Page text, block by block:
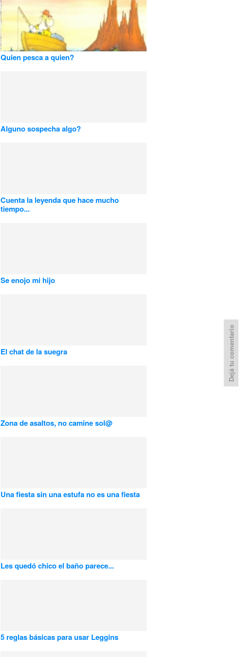
Quien pesca a quien?
Alguno sospecha algo?
Cuenta la leyenda que hace mucho
tiempo...
Se enojo mi hijo
El chat de la suegra
Zona de asaltos, no camine sol@
Una fiesta sin una estufa no es una fiesta
Les quedó chico el baño parece...
5 reglas básicas para usar Leggins
Dejá tu comentario